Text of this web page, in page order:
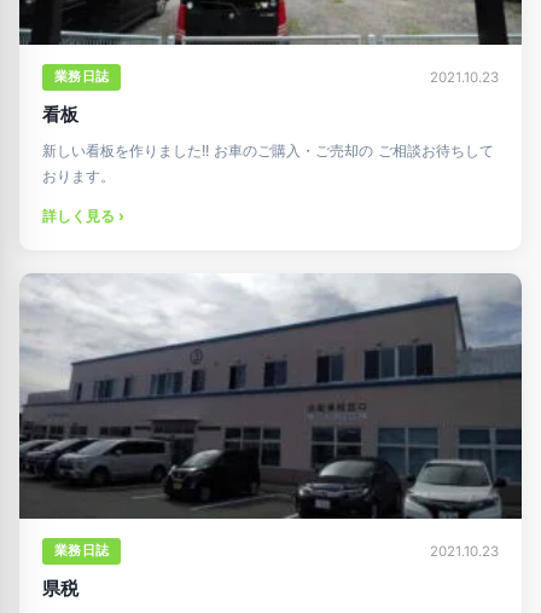
業務日誌 2021.10.23
看板
新しい看板を作りました!! お車のご購入・ご売却の ご相談お待ちして
おります。
詳しく見る ›
業務日誌 2021.10.23
県税